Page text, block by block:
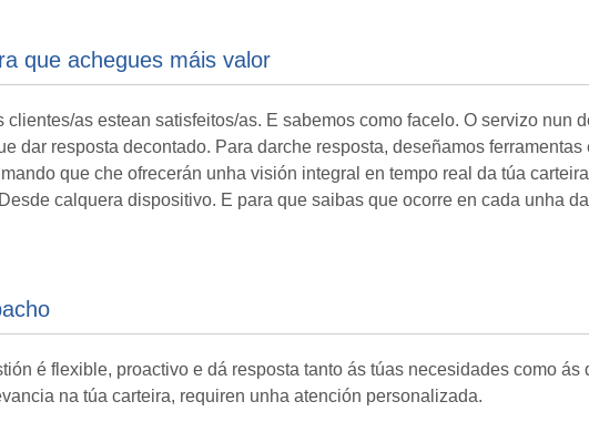
que achegues máis valor
clientes/as estean satisfeitos/as. E sabemos como facelo. O servizo nun
dar resposta decontado. Para darche resposta, deseñamos
que che ofrecerán unha visión integral en tempo real da túa
calquera dispositivo. E para que saibas que ocorre en cada unha
é flexible, proactivo e dá resposta tanto ás túas necesidades como
na túa carteira, requiren unha atención personalizada.